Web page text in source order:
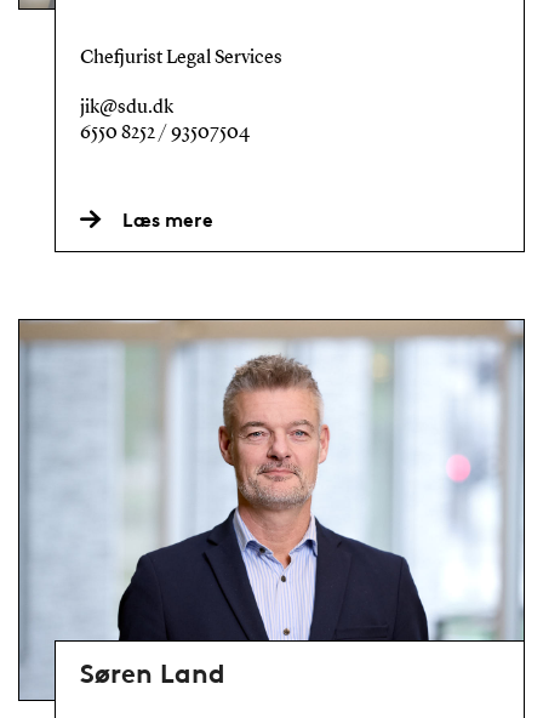
Chefjurist Legal Services
jik@sdu.dk
6550 8252 / 93507504
Læs mere
Søren Land